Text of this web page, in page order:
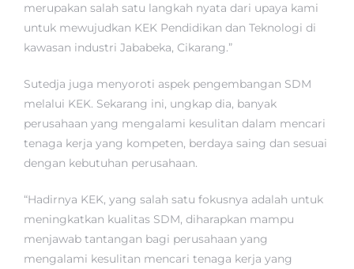
merupakan salah satu langkah nyata dari upaya kami
untuk mewujudkan KEK Pendidikan dan Teknologi di
kawasan industri Jababeka, Cikarang.”
Sutedja juga menyoroti aspek pengembangan SDM
melalui KEK. Sekarang ini, ungkap dia, banyak
perusahaan yang mengalami kesulitan dalam mencari
tenaga kerja yang kompeten, berdaya saing dan sesuai
dengan kebutuhan perusahaan.
“Hadirnya KEK, yang salah satu fokusnya adalah untuk
meningkatkan kualitas SDM, diharapkan mampu
menjawab tantangan bagi perusahaan yang
mengalami kesulitan mencari tenaga kerja yang